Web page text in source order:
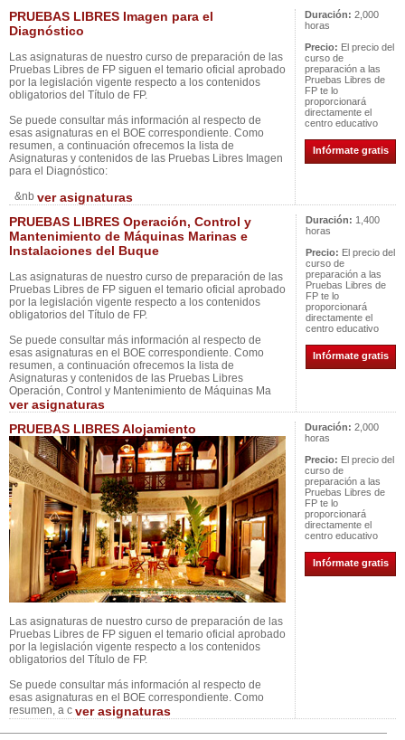
PRUEBAS LIBRES Imagen para el
Diagnóstico
Las asignaturas de nuestro curso de preparación de las
Pruebas Libres de FP siguen el temario oficial aprobado
por la legislación vigente respecto a los contenidos
obligatorios del Título de FP.
Se puede consultar más información al respecto de
esas asignaturas en el BOE correspondiente. Como
resumen, a continuación ofrecemos la lista de
Asignaturas y contenidos de las Pruebas Libres Imagen
para el Diagnóstico:
&nb ver asignaturas
Duración: 2,000
horas
Precio: El precio del
curso de
preparación a las
Pruebas Libres de
FP te lo
proporcionará
directamente el
centro educativo
Infórmate gratis
PRUEBAS LIBRES Operación, Control y
Mantenimiento de Máquinas Marinas e
Instalaciones del Buque
Las asignaturas de nuestro curso de preparación de las
Pruebas Libres de FP siguen el temario oficial aprobado
por la legislación vigente respecto a los contenidos
obligatorios del Título de FP.
Se puede consultar más información al respecto de
esas asignaturas en el BOE correspondiente. Como
resumen, a continuación ofrecemos la lista de
Asignaturas y contenidos de las Pruebas Libres
Operación, Control y Mantenimiento de Máquinas Ma
ver asignaturas
Duración: 1,400
horas
Precio: El precio del
curso de
preparación a las
Pruebas Libres de
FP te lo
proporcionará
directamente el
centro educativo
Infórmate gratis
PRUEBAS LIBRES Alojamiento
Las asignaturas de nuestro curso de preparación de las
Pruebas Libres de FP siguen el temario oficial aprobado
por la legislación vigente respecto a los contenidos
obligatorios del Título de FP.
Se puede consultar más información al respecto de
esas asignaturas en el BOE correspondiente. Como
resumen, a c ver asignaturas
Duración: 2,000
horas
Precio: El precio del
curso de
preparación a las
Pruebas Libres de
FP te lo
proporcionará
directamente el
centro educativo
Infórmate gratis